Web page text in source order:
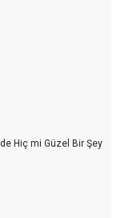
Hiç mi Güzel Bir Şey